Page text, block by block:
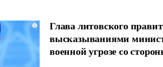
Глава литовского
высказываниями
военной угрозе со